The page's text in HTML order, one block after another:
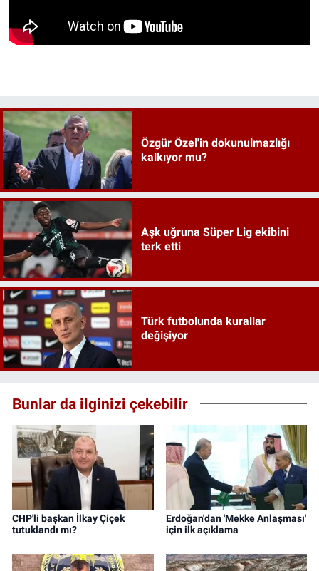
Özgür Özel'in dokunulmazlığı
kalkıyor mu?
Aşk uğruna Süper Lig ekibini
terk etti
Türk futbolunda kurallar
değişiyor
Bunlar da ilginizi çekebilir
CHP'li başkan İlkay Çiçek
tutuklandı mı?
Erdoğan'dan 'Mekke Anlaşması'
için ilk açıklama